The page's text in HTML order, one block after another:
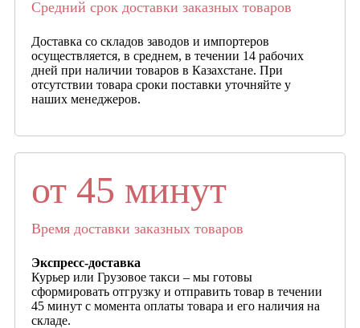
Средний срок доставки заказных товаров
Доставка со складов заводов и импортеров
осуществляется, в среднем, в течении 14 рабочих
дней при наличии товаров в Казахстане. При
отсутствии товара сроки поставки уточняйте у
наших менеджеров.
от 45 минут
Время доставки заказных товаров
Экспресс-доставка
Курьер или Грузовое такси – мы готовы
сформировать отгрузку и отправить товар в течении
45 минут с момента оплаты товара и его наличия на
складе.